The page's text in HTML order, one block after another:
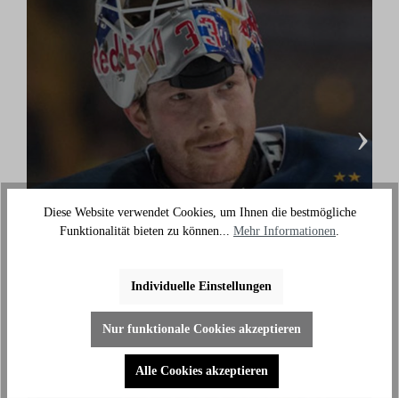
Danny aus den Birken
›
Diese Website verwendet Cookies, um Ihnen die bestmögliche
Funktionalität bieten zu können... Mehr Informationen
Individuelle Einstellungen
Nur funktionale Cookies akzeptieren
Alle Cookies akzeptieren